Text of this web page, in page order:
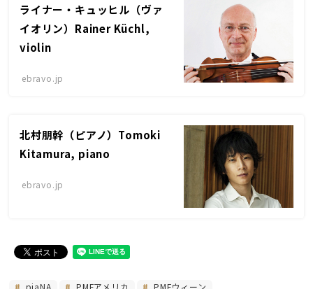
ライナー・キュッヒル（ヴァ
イオリン）Rainer Küchl,
violin
ebravo.jp
北村朋幹（ピアノ）Tomoki
Kitamura, piano
ebravo.jp
piaNA PMFアメリカ PMFウィーン